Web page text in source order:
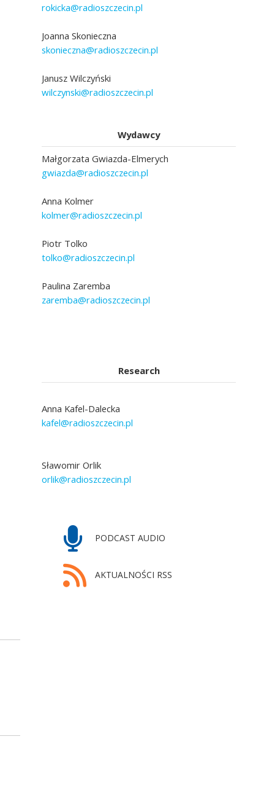
rokicka@radioszczecin.pl
Joanna Skonieczna
skonieczna@radioszczecin.pl
Janusz Wilczyński
wilczynski@radioszczecin.pl
Wydawcy
Małgorzata Gwiazda-Elmerych
gwiazda@radioszczecin.pl
Anna Kolmer
kolmer@radioszczecin.pl
Piotr Tolko
tolko@radioszczecin.pl
Paulina Zaremba
zaremba@radioszczecin.pl
Research
Anna Kafel-Dalecka
kafel@radioszczecin.pl
Sławomir Orlik
orlik@radioszczecin.pl
PODCAST AUDIO
AKTUALNOŚCI RSS